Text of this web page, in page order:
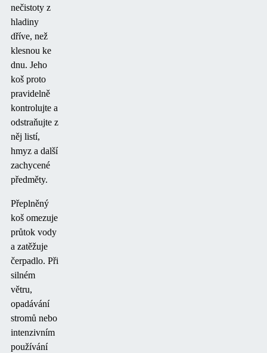
nečistoty z
hladiny
dříve, než
klesnou ke
dnu. Jeho
koš proto
pravidelně
kontrolujte a
odstraňujte z
něj listí,
hmyz a další
zachycené
předměty.
Přeplněný
koš omezuje
průtok vody
a zatěžuje
čerpadlo. Při
silném
větru,
opadávání
stromů nebo
intenzivním
používání